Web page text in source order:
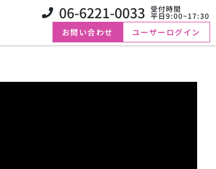
06-6221-0033 受付時間
平日9:00~17:30
お問い合わせ ユーザーログイン